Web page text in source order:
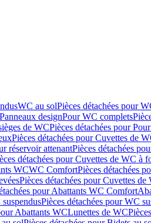
WC au solPièces détachées pour
designPour WC complets
de WCPièces détachées pour
Pièces détachées pour Cuvettes de
réservoir attenantPièces détachées
détachées pour Cuvettes de WC à
WCWC ComfortPièces détachées
Pièces détachées pour Cuvettes
pour Abattants WC Comfort
Pièces détachées pour WC
Abattants WCLunettes de WC